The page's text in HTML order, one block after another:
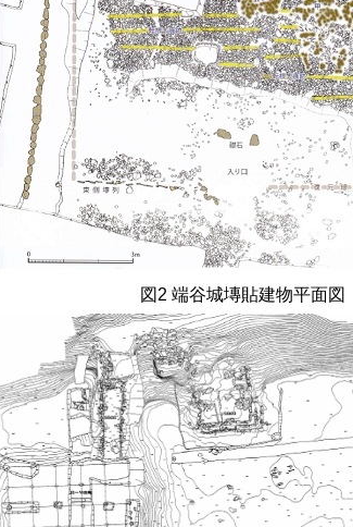
図 2端谷城塼貼建物平面図